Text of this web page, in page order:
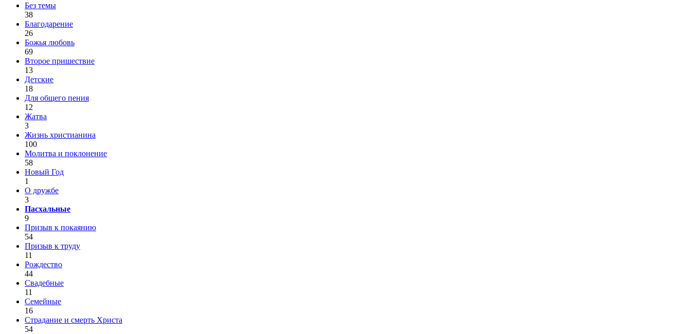
Без темы
38
Благодарение
26
Божья любовь
69
Второе пришествие
13
Детские
18
Для общего пения
12
Жатва
3
Жизнь христианина
100
Молитва и поклонение
58
Новый Год
1
О дружбе
3
Пасхальные
9
Призыв к покаянию
54
Призыв к труду
11
Рождество
44
Свадебные
11
Семейные
16
Страдание и смерть Христа
54